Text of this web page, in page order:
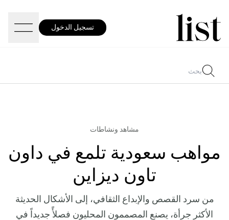
تسجيل الدخول
مشاهد ونشاطات
مواهب سعودية تلمع في داون
تاون ديزاين
من سرد القصص والإبداع الثقافي، إلى الأشكال الحديثة
الأكثر جرأة، يصنع المصممون المحليون فصلأً جديداً في